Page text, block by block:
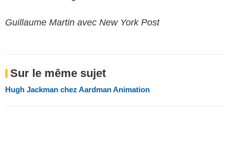
Guillaume Martin avec New York Post
Sur le même sujet
Hugh Jackman chez Aardman Animation